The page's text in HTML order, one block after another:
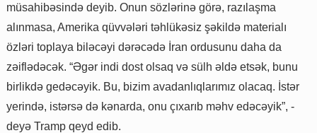
müsahibəsində deyib. Onun sözlərinə görə, razılaşma
alınmasa, Amerika qüvvələri təhlükəsiz şəkildə materialı
özləri toplaya biləcəyi dərəcədə İran ordusunu daha da
zəiflədəcək. “Əgər indi dost olsaq və sülh əldə etsək, bunu
birlikdə gedəcəyik. Bu, bizim avadanlıqlarımız olacaq. İstər
yerində, istərsə də kənarda, onu çıxarıb məhv edəcəyik”, -
deyə Tramp qeyd edib.